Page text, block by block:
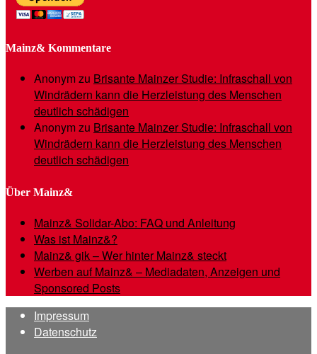
Mainz& Kommentare
Anonymzu Brisante Mainzer Studie: Infraschall von
Windrädern kann die Herzleistung des Menschen
deutlich schädigen
Anonymzu Brisante Mainzer Studie: Infraschall von
Windrädern kann die Herzleistung des Menschen
deutlich schädigen
Über Mainz&
Mainz& Solidar-Abo: FAQ und Anleitung
Was ist Mainz&?
Mainz& gik – Wer hinter Mainz& steckt
Werben auf Mainz& – Mediadaten, Anzeigen und
Sponsored Posts
Impressum
Datenschutz